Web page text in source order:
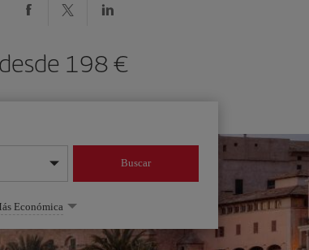
198 €
Buscar
Económica